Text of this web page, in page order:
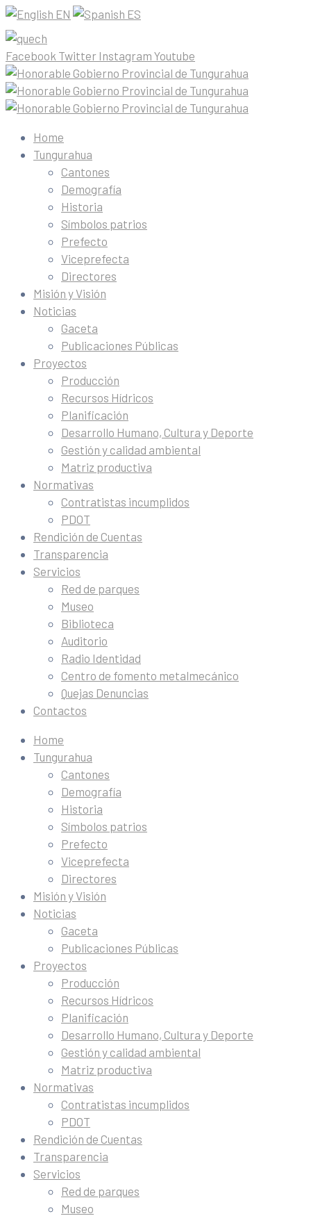
EN ES
Facebook Twitter Instagram Youtube
Home
Tungurahua
Cantones
Demografía
Historia
Símbolos patrios
Prefecto
Viceprefecta
Directores
Misión y Visión
Noticias
Gaceta
Publicaciones Públicas
Proyectos
Producción
Recursos Hídricos
Planificación
Desarrollo Humano, Cultura y Deporte
Gestión y calidad ambiental
Matriz productiva
Normativas
Contratistas incumplidos
PDOT
Rendición de Cuentas
Transparencia
Servicios
Red de parques
Museo
Biblioteca
Auditorio
Radio Identidad
Centro de fomento metalmecánico
Quejas Denuncias
Contactos
Home
Tungurahua
Cantones
Demografía
Historia
Símbolos patrios
Prefecto
Viceprefecta
Directores
Misión y Visión
Noticias
Gaceta
Publicaciones Públicas
Proyectos
Producción
Recursos Hídricos
Planificación
Desarrollo Humano, Cultura y Deporte
Gestión y calidad ambiental
Matriz productiva
Normativas
Contratistas incumplidos
PDOT
Rendición de Cuentas
Transparencia
Servicios
Red de parques
Museo